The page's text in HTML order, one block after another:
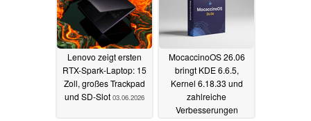
Lenovo zeigt ersten
RTX-Spark-Laptop: 15
Zoll, großes Trackpad
und SD-Slot 03.06.2026
MocaccinoOS 26.06
bringt KDE 6.6.5,
Kernel 6.18.33 und
zahlreiche
Verbesserungen